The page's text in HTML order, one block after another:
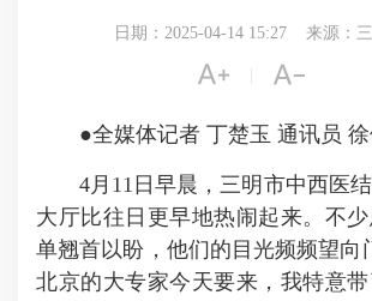
日期：2025-04-14 15:27 来源：
 
●全媒体记者 丁楚玉 通讯员 徐
4月11日早晨，三明市中西医结
大厅比往日更早地热闹起来。不
单翘首以盼，他们的目光频频望
北京的大专家今天要来，我特意